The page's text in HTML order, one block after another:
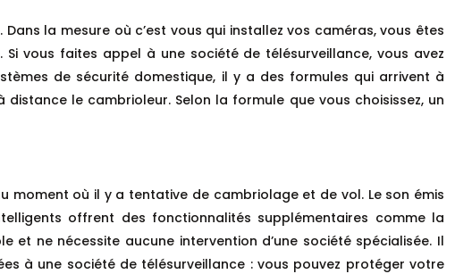
la mesure où c’est vous qui installez vos caméras, vous êtes
vous faites appel à une société de télésurveillance, vous avez
de sécurité domestique, il y a des formules qui arrivent à
le cambrioleur. Selon la formule que vous choisissez, un
moment où il y a tentative de cambriolage et de vol. Le son émis
offrent des fonctionnalités supplémentaires comme la
et ne nécessite aucune intervention d’une société spécialisée. Il
à une société de télésurveillance : vous pouvez protéger votre